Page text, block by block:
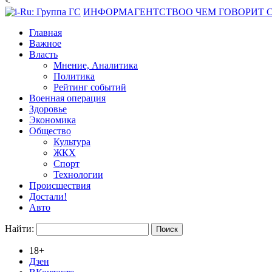
ИНФОРМАГЕНТСТВОО ЧЕМ ГОВОРИТ
Главная
Важное
Власть
Мнение, Аналитика
Политика
Рейтинг событий
Военная операция
Здоровье
Экономика
Общество
Культура
ЖКХ
Спорт
Технологии
Происшествия
Достали!
Авто
Найти:
18+
Дзен